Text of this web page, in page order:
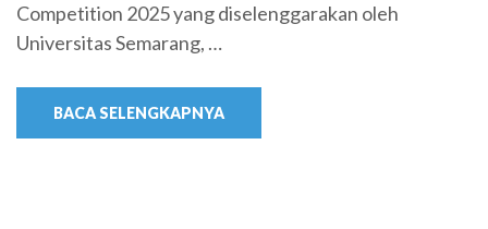
Competition 2025 yang diselenggarakan oleh
Universitas Semarang, …
BACA SELENGKAPNYA